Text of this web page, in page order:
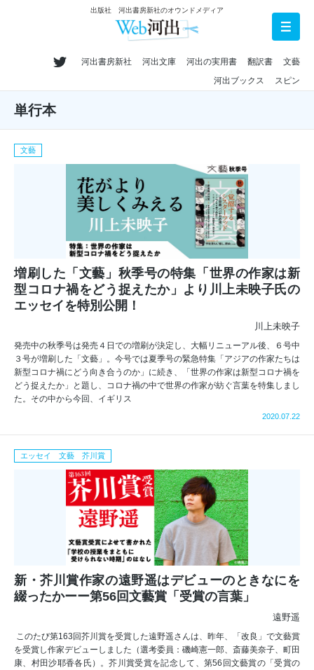
出版社 河出書房新社のオウンドメディア
河出書房新社 河出文庫 河出の実用書 翻訳書
文藝
河出ブックス
スピン
単行本
文藝
増刷した「文藝」秋季号の特集「世界の作家は新
型コロナ禍をどう捉えたか」より川上未映子氏の
エッセイを特別公開！
川上未映子
発売中の秋季号は発売４日での増刷が決定し、大幅リニューアル後、６号中
３号が増刷した「文藝」。今号では夏季号の緊急特集「アジアの作家たちは
新型コロナ禍にどう向き合うのか」に続き、「世界の作家は新型コロナ禍を
どう捉えたか」と題し、コロナ禍の中で世界の作家が紡ぐ言葉を特集しまし
た。その中から今回、イギリス
2020.07.22
エッセイ 文藝 芥川賞
新・芥川賞作家の遠野遥はデビューのときなにを
綴ったかーー第56回文藝賞「受賞の言葉」
遠野遥
このたび第163回芥川賞を受賞した遠野遥さんは、昨年、「改良」で文藝賞
を受賞し作家デビューしました（選考委員：磯崎憲一郎、斎藤美奈子、町田
康、村田沙耶香各氏）。芥川賞受賞を記念して、第56回文藝賞の「受賞の